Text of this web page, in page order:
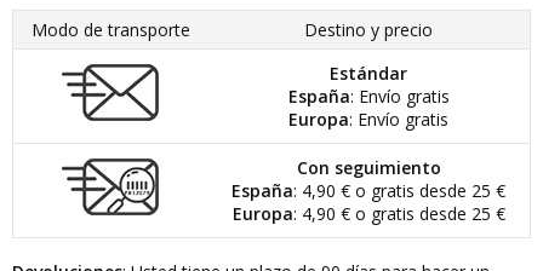
Modo de transporte
Destino y precio
Estándar
España: Envío gratis
Europa: Envío gratis
Con seguimiento
España: 4,90 € o gratis desde 25 €
Europa: 4,90 € o gratis desde 25 €